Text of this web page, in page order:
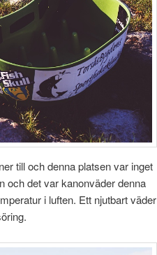
till och denna platsen var inget
och det var kanonväder denna
i luften. Ett njutbart väder